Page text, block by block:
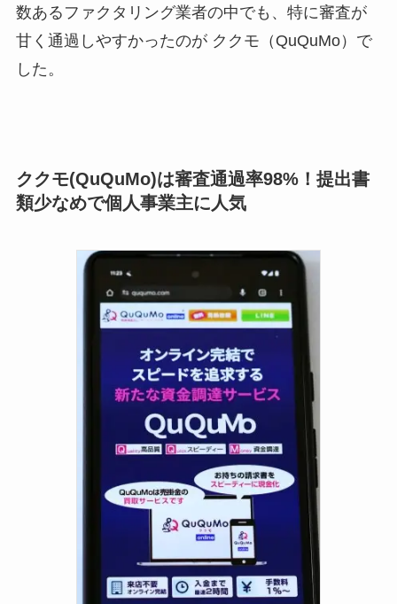
数あるファクタリング業者の中でも、特に審査が
甘く通過しやすかったのが ククモ（QuQuMo）で
した。
ククモ(QuQuMo)は審査通過率98%！提出書
類少なめで個人事業主に人気